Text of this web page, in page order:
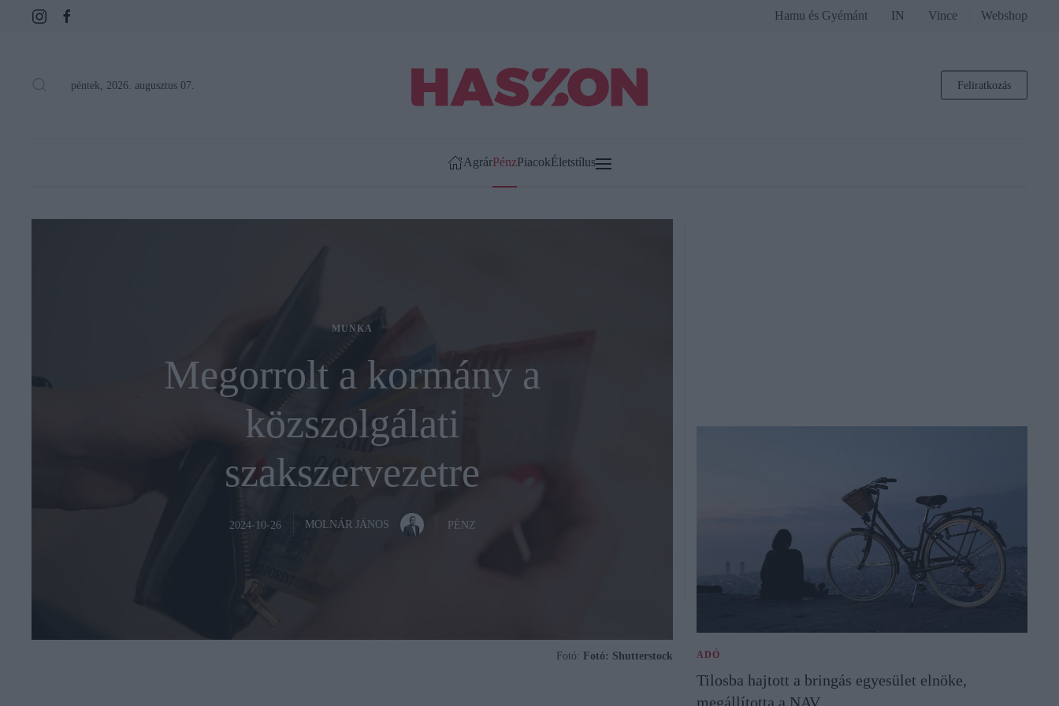
Hamu és Gyémánt IN Vince Webshop
péntek, 2026. augusztus 07. Feliratkozás
AgrárPénzPiacokÉletstílus
MUNKA
Megorrolt a kormány a
közszolgálati
szakszervezetre
2024-10-26 MOLNÁR JÁNOS PÉNZ
Fotó: Fotó: Shutterstock ADÓ
Tilosba hajtott a bringás egyesület elnöke,
megállította a NAV